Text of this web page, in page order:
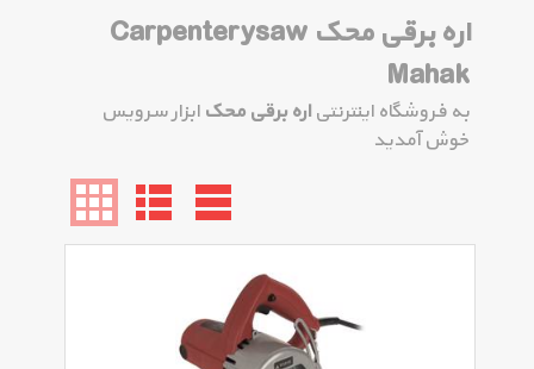
اره برقی محک Carpenterysaw
Mahak
به فروشگاه اینترنتی اره برقی محک ابزار سرویس
خوش آمدید